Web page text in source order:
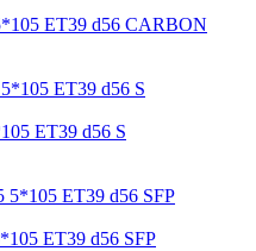
ET39 d56 CARBON
ET39 d56 S
ET39 d56 SFP